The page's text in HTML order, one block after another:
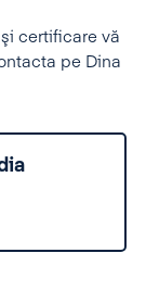
certificare vă
pe Dina